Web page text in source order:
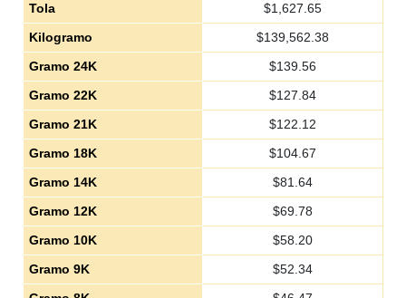
Tola
$1,627.65
Kilogramo
$139,562.38
Gramo 24K
$139.56
Gramo 22K
$127.84
Gramo 21K
$122.12
Gramo 18K
$104.67
Gramo 14K
$81.64
Gramo 12K
$69.78
Gramo 10K
$58.20
Gramo 9K
$52.34